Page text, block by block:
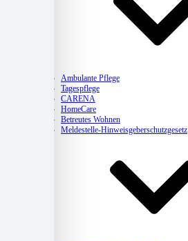
Ambulante Pflege
Tagespflege
CARENA
HomeCare
Betreutes Wohnen
Meldestelle-Hinweisgeberschutzgesetz